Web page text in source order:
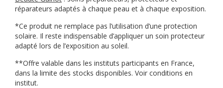
réparateurs adaptés à chaque peau et à chaque exposition.
*Ce produit ne remplace pas l’utilisation d’une protection
solaire. Il reste indispensable d’appliquer un soin protecteur
adapté lors de l’exposition au soleil.
**Offre valable dans les instituts participants en France,
dans la limite des stocks disponibles. Voir conditions en
institut.